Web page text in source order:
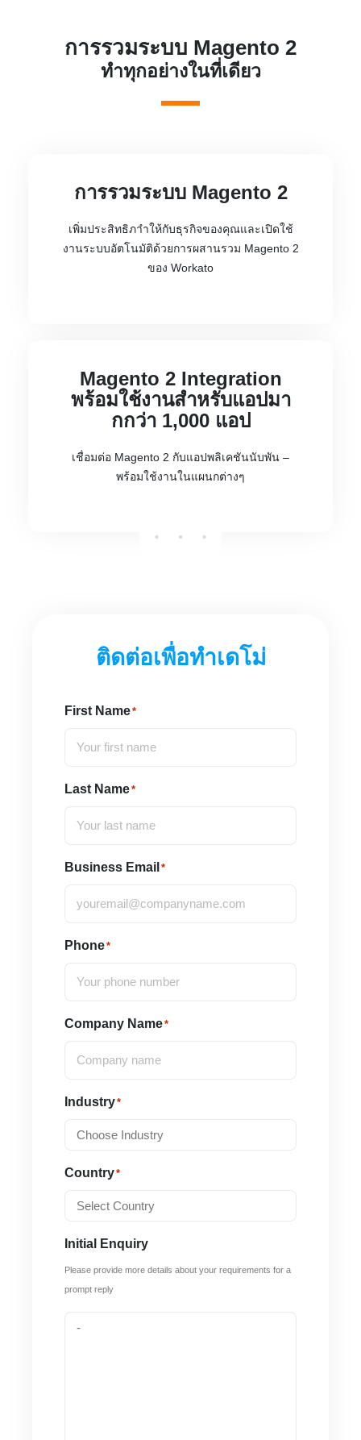
การรวมระบบ Magento 2
ทำทุกอย่างในที่เดียว
การรวมระบบ Magento 2
เพิ่มประสิทธิภาำให้กับธุรกิจของคุณและเปิดใช้
งานระบบอัตโนมัติด้วยการผสานรวม Magento 2
ของ Workato
Magento 2 Integration
พร้อมใช้งานสำหรับแอปมา
กกว่า 1,000 แอป
เชื่อมต่อ Magento 2 กับแอปพลิเคชันนับพัน –
พร้อมใช้งานในแผนกต่างๆ
ติดต่อเพื่อทำเดโม่
First Name*
Last Name*
Business Email *
Phone*
Company Name*
Industry*
Country*
Initial Enquiry
Please provide more details about your requirements for a
prompt reply